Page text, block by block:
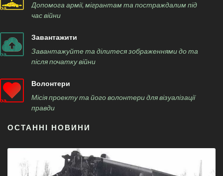
Допомога армії, мігрантам та постраждалим під
час війни
Завантажити
Завантажуйте та ділитеся зображеннями до та
після початку війни
Волонтери
Місія проекту та його волонтери для візуалізації
правди
ОСТАННІ НОВИНИ